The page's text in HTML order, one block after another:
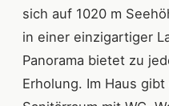
sich auf 1020 m
in einer einzigartiger
Panorama bietet zu
Erholung. Im Haus